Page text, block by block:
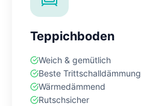
Teppichboden
Weich & gemütlich
Beste Trittschalldämmung
Wärmedämmend
Rutschsicher